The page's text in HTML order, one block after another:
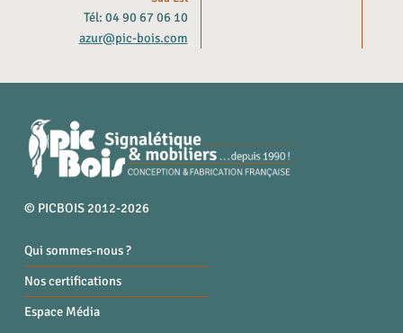
Tél: 04 90 67 06 10
azur@pic-bois.com
© PICBOIS 2012-2026
Qui sommes-nous ?
Nos certifications
Espace Média